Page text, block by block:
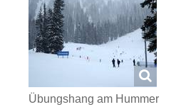
Übungshang am Hummer